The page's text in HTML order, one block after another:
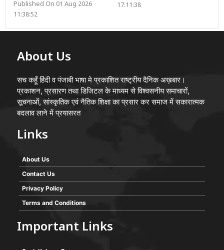
Published On 01 Aug 2026
11:38:52
17:11:38
About Us
सच कहूँ हिंदी व पंजाबी भाषा मे प्रकाशित राष्ट्रीय दैनिक अख़बार।
प्रकाशन, प्रसारण तथा डिजिटल के माध्यम से विश्वसनीय समाचारों,
सूचनाओं, सांस्कृतिक एवं नैतिक शिक्षा का प्रसार कर समाज में सकारात्मक
बदलाव लाने में प्रयासरत
Links
About Us
Contact Us
Privacy Policy
Terms and Conditions
Important Links